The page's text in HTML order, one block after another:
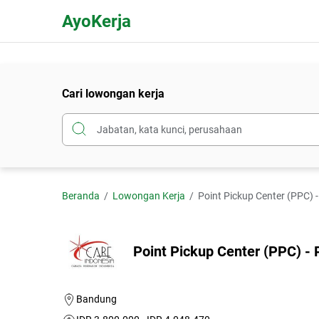
AyoKerja
Cari lowongan kerja
Beranda Lowongan Kerja Point Pickup Center (PPC)
Point Pickup Center (PPC) -
Bandung